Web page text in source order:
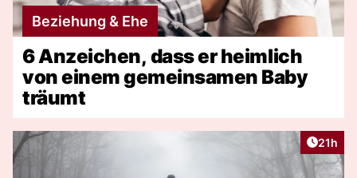
Beziehung & Ehe
6 Anzeichen, dass er heimlich
von einem gemeinsamen Baby
träumt
Artikel
21h